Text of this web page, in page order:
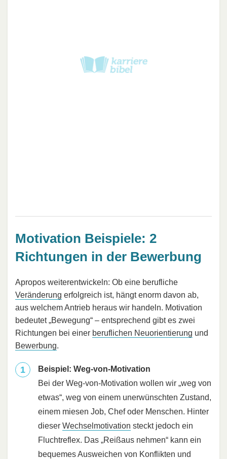
Motivation Beispiele: 2
Richtungen in der Bewerbung
Apropos weiterentwickeln: Ob eine berufliche
Veränderung erfolgreich ist, hängt enorm davon ab,
aus welchem Antrieb heraus wir handeln. Motivation
bedeutet „Bewegung“ – entsprechend gibt es zwei
Richtungen bei einer beruflichen Neuorientierung und
Bewerbung.
Beispiel: Weg-von-Motivation
Bei der Weg-von-Motivation wollen wir „weg von
etwas“, weg von einem unerwünschten Zustand,
einem miesen Job, Chef oder Menschen. Hinter
dieser Wechselmotivation steckt jedoch ein
Fluchtreflex. Das „Reißaus nehmen“ kann ein
bequemes Ausweichen von Konflikten und